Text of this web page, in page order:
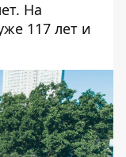
На
117 лет и